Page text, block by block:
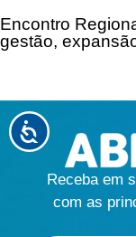
Encontro
gestão,
Receba em
com as